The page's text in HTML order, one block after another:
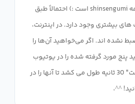
دو قسمت آخر با خدمه shinsengumi است :) احتمالاً طبق
بیشتری وجود دارد. در اینترنت،
نشده اند. اگر می‌خواهید آن‌ها را
پنج مورد گرفته شده را در یوتیوب
پیدا کنید. هر "قسمت" 30 ثانیه طول می کشد تا آنها را در
^^،